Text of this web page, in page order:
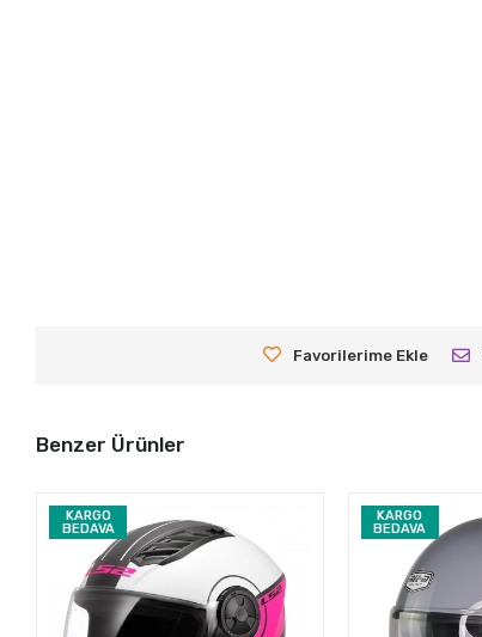
Favorilerime Ekle
Benzer Ürünler
KARGO
BEDAVA
KARGO
BEDAVA